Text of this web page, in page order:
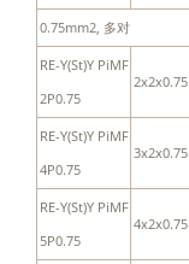
0.75mm2, 多对
RE-Y(St)Y PiMF
2P0.75
2x2x0.75
RE-Y(St)Y PiMF
4P0.75
3x2x0.75
RE-Y(St)Y PiMF
5P0.75
4x2x0.75